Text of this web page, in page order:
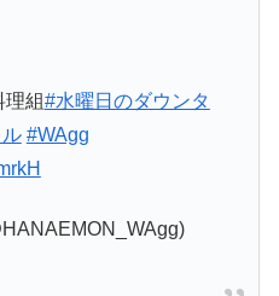
組#水曜日のダウンタ
#WAgg